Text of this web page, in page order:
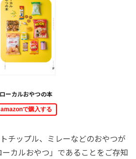
ローカルおやつの本
amazonで購入する
チップル、ミレーなどのおやつが
カルおやつ」であることをご存知